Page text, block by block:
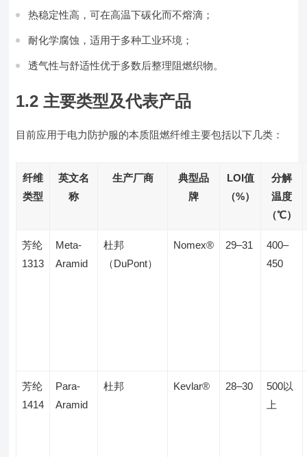
热稳定性高，可在高温下碳化而不熔滴；
耐化学腐蚀，适用于多种工业环境；
透气性与舒适性优于多数后整理阻燃织物。
1.2 主要类型及代表产品
目前应用于电力防护服的本质阻燃纤维主要包括以下几类：
纤维
类型
英文名
称
生产厂商
典型品
牌
LOI值
（%）
分解
温度
（℃）
芳纶
1313
Meta-
Aramid
杜邦
（DuPont）
Nomex® 29–31
400–
450
芳纶
1414
Para-
Aramid
杜邦 Kevlar® 28–30
500以
上